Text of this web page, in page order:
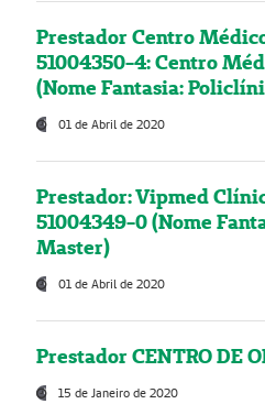
Prestador Centro
51004350-4: Centro
(Nome Fantasia:
01 de Abril de 2020
Prestador: Vipmed
51004349-0 (Nome
Master)
01 de Abril de 2020
Prestador CENTRO DE
15 de Janeiro de 2020